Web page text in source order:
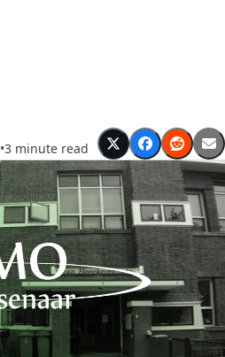
•3 minute read